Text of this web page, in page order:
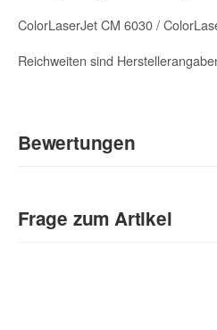
ColorLaserJet CM 6030 /
Reichweiten sind
Bewertungen
Sie Anderen bei der
Frage zum Artikel